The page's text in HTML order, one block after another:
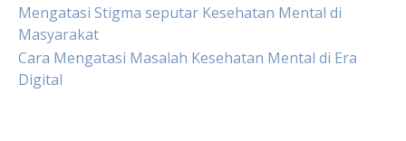
Mengatasi Stigma seputar Kesehatan Mental di
Masyarakat
Cara Mengatasi Masalah Kesehatan Mental di Era
Digital